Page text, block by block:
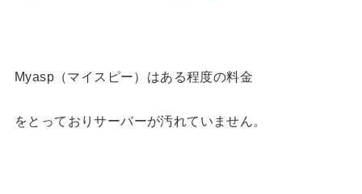
Myasp（マイスピー）はある程度の料金
をとっておりサーバーが汚れていません。